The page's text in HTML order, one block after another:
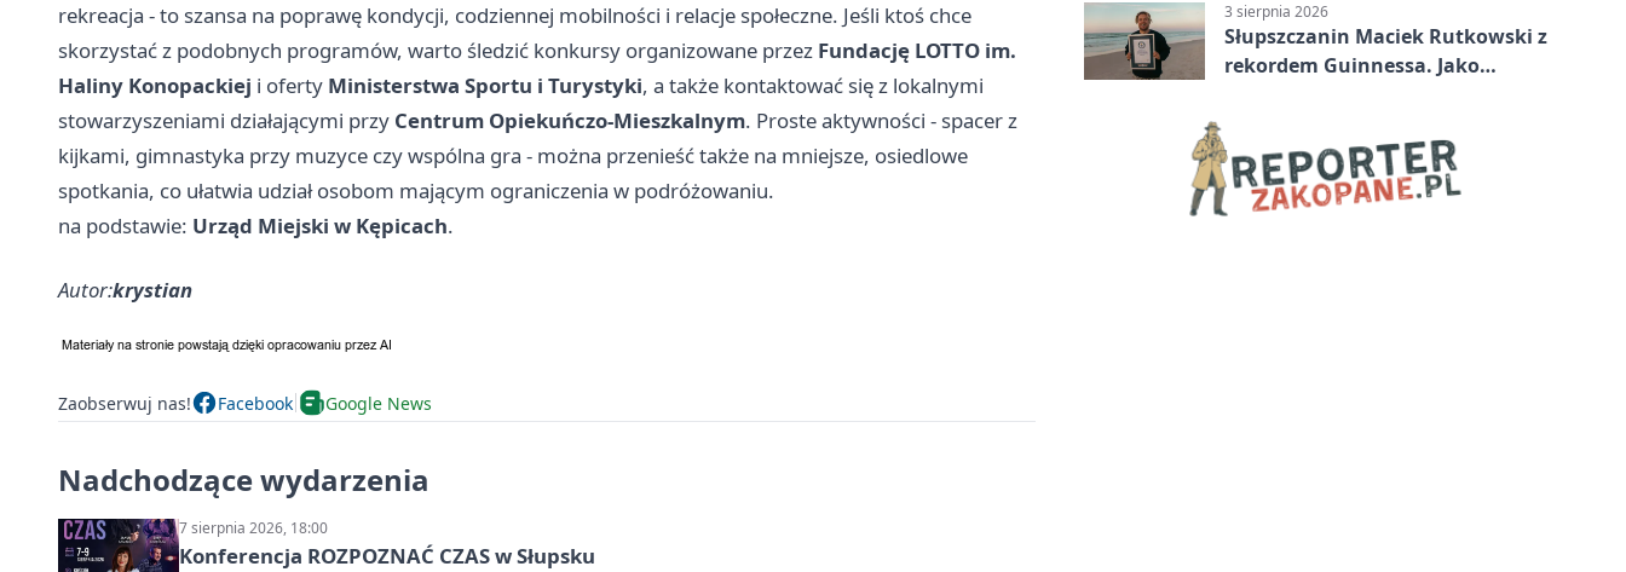
rekreacja - to szansa na poprawę kondycji, codziennej mobilności i relacje społeczne. Jeśli ktoś chce
skorzystać z podobnych programów, warto śledzić konkursy organizowane przez Fundację LOTTO im.
Haliny Konopackiej i oferty Ministerstwa Sportu i Turystyki, a także kontaktować się z lokalnymi
stowarzyszeniami działającymi przy Centrum Opiekuńczo-Mieszkalnym. Proste aktywności - spacer z
kijkami, gimnastyka przy muzyce czy wspólna gra - można przenieść także na mniejsze, osiedlowe
spotkania, co ułatwia udział osobom mającym ograniczenia w podróżowaniu.
na podstawie: Urząd Miejski w Kępicach.
Autor:krystian
Zaobserwuj nas! Facebook Google News
Nadchodzące wydarzenia
7 sierpnia 2026, 18:00
Konferencja ROZPOZNAĆ CZAS w Słupsku
3 sierpnia 2026
Słupszczanin Maciek Rutkowski z
rekordem Guinnessa. Jako